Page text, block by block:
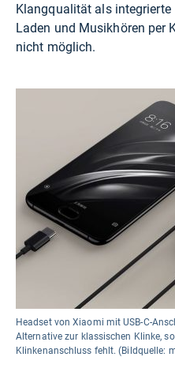
Klangqualität als
Laden und Musikhören per
nicht möglich.
Headset von Xiaomi mit USB-C-
Alternative zur klassischen Klinke,
Klinkenanschluss fehlt. (Bildquelle: